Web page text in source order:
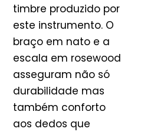
timbre produzido por
este instrumento. O
braço em nato e a
escala em rosewood
asseguram não só
durabilidade mas
também conforto
aos dedos que